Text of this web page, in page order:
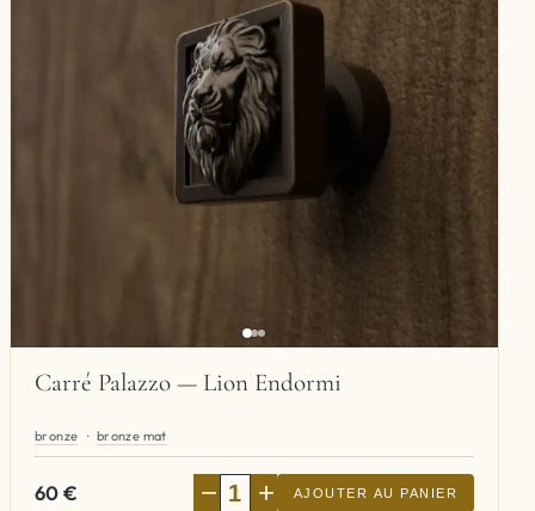
Carré Palazzo — Lion Endormi
bronze bronze mat
60€ − + AJOUTER AU PANIER